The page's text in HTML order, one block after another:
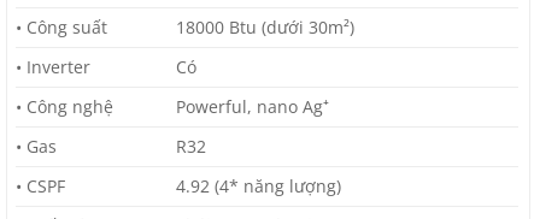
• Công suất
18000 Btu (dưới 30m²)
• Inverter
Có
• Công nghệ
Powerful, nano Ag⁺
• Gas
R32
• CSPF
4.92 (4* năng lượng)